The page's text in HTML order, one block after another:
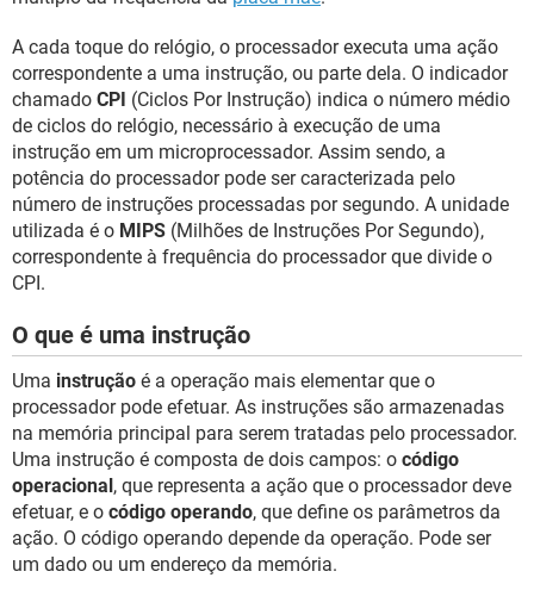
A cada toque do relógio, o processador executa uma ação
correspondente a uma instrução, ou parte dela. O indicador
chamado CPI (Ciclos Por Instrução) indica o número médio
de ciclos do relógio, necessário à execução de uma
instrução em um microprocessador. Assim sendo, a
potência do processador pode ser caracterizada pelo
número de instruções processadas por segundo. A unidade
utilizada é o MIPS (Milhões de Instruções Por Segundo),
correspondente à frequência do processador que divide o
CPI.
O que é uma instrução
Uma instrução é a operação mais elementar que o
processador pode efetuar. As instruções são armazenadas
na memória principal para serem tratadas pelo processador.
Uma instrução é composta de dois campos: o código
operacional , que representa a ação que o processador deve
efetuar, e o código operando, que define os parâmetros da
ação. O código operando depende da operação. Pode ser
um dado ou um endereço da memória.